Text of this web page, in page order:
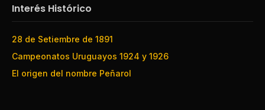
Interés Histórico
28 de Setiembre de 1891
Campeonatos Uruguayos 1924 y 1926
El origen del nombre Peñarol